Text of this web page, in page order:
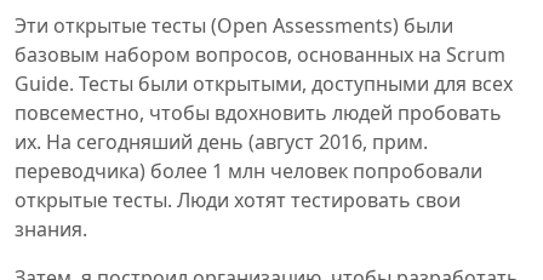
Эти открытые тесты (Open Assessments) были
базовым набором вопросов, основанных на Scrum
Guide. Тесты были открытыми, доступными для всех
повсеместно, чтобы вдохновить людей пробовать
их. На сегодняший день (август 2016, прим.
переводчика) более 1 млн человек попробовали
открытые тесты. Люди хотят тестировать свои
знания.